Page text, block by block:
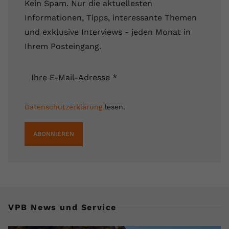
Kein Spam. Nur die aktuellesten
Informationen, Tipps, interessante Themen
und exklusive Interviews - jeden Monat in
Ihrem Posteingang.
Ihre E-Mail-Adresse *
Datenschutzerklärunglesen.
ABONNIEREN
VPB News und Service
Name yt.innertube::requests
Anbieter youtube.com
Zweck
Dieser von YouTube gesetzte Cookie
Daten darüber zu speichern, welche
Laufzeit Session
Dieser von YouTube gesetzte Cookie